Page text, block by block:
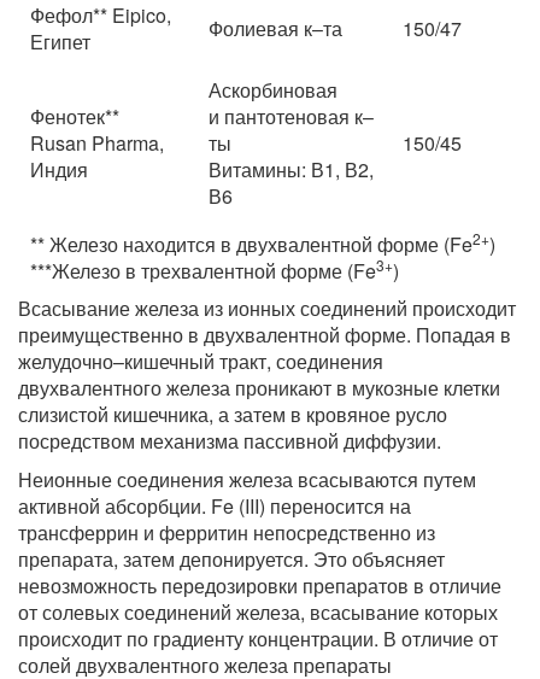
Фефол** Eipico,
Египет
Фолиевая к–та 150/47
Фенотек**
Rusan Pharma,
Индия
Аскорбиновая
и пантотеновая к–
ты
Витамины: В1, В2,
В6
150/45
** Железо находится в двухвалентной форме (Fe2+)
***Железо в трехвалентной форме (Fe3+)
Всасывание железа из ионных соединений происходит
преимущественно в двухвалентной форме. Попадая в
желудочно–кишечный тракт, соединения
двухвалентного железа проникают в мукозные клетки
слизистой кишечника, а затем в кровяное русло
посредством механизма пассивной диффузии.
Неионные соединения железа всасываются путем
активной абсорбции. Fe (III) переносится на
трансферрин и ферритин непосредственно из
препарата, затем депонируется. Это объясняет
невозможность передозировки препаратов в отличие
от солевых соединений железа, всасывание которых
происходит по градиенту концентрации. В отличие от
солей двухвалентного железа препараты